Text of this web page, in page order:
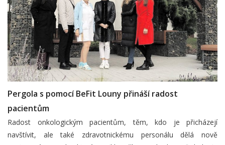
Pergola s pomocí BeFit Louny přináší radost
pacientům
Radost onkologickým pacientům, těm, kdo je přicházejí
navštívit, ale také zdravotnickému personálu dělá nově